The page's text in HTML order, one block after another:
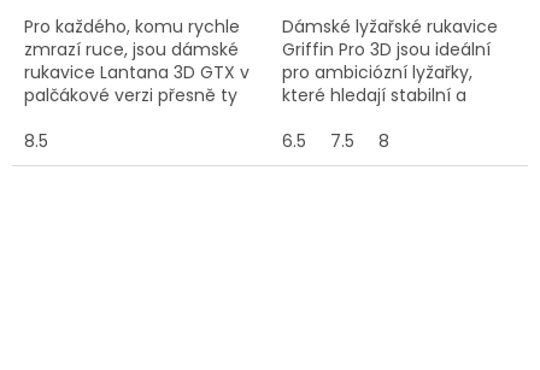
Pro každého, komu rychle
zmrazí ruce, jsou dámské
rukavice Lantana 3D GTX v
palčákové verzi přesně ty
prstech máte v rukavici
dobrý úchop a zároveň...
8.5
Dámské lyžařské rukavice
Griffin Pro 3D jsou ideální
pro ambiciózní lyžařky,
které hledají stabilní a
v sobě spojují některé
vlastnosti závodních...
6.5 7.5 8